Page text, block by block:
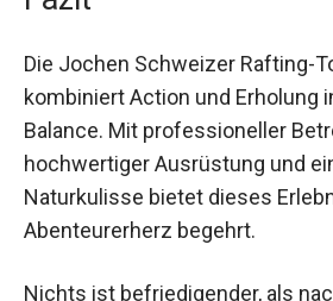
Fazit
Die Jochen Schweizer Rafting-
kombiniert Action und Erholung
Balance. Mit professioneller
hochwertiger Ausrüstung und
Naturkulisse bietet dieses